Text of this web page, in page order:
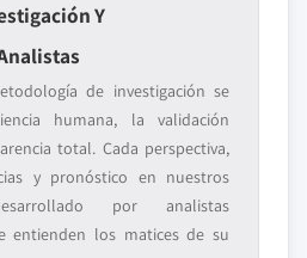
Y
de investigación se
humana, la validación
total. Cada perspectiva,
y pronóstico en nuestros
por analistas
entienden los matices de su